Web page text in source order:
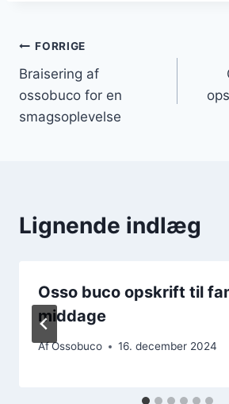
Indlægsnavigation
FORRIGE
Braisering af
ossobuco for en
smagsoplevelse
Lignende indlæg
Osso buco opskrift til
middage
AfOssobuco 16. december 2024